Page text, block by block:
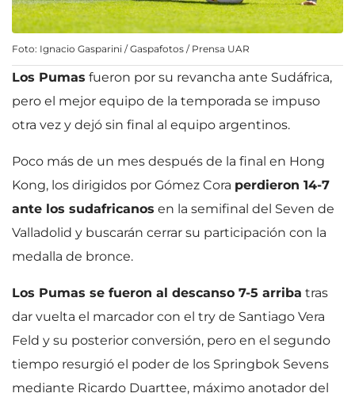
Foto: Ignacio Gasparini / Gaspafotos / Prensa UAR
Los Pumas fueron por su revancha ante Sudáfrica,
pero el mejor equipo de la temporada se impuso
otra vez y dejó sin final al equipo argentinos.
Poco más de un mes después de la final en Hong
Kong, los dirigidos por Gómez Cora perdieron 14-7
ante los sudafricanos en la semifinal del Seven de
Valladolid y buscarán cerrar su participación con la
medalla de bronce.
Los Pumas se fueron al descanso 7-5 arriba tras
dar vuelta el marcador con el try de Santiago Vera
Feld y su posterior conversión, pero en el segundo
tiempo resurgió el poder de los Springbok Sevens
mediante Ricardo Duarttee, máximo anotador del